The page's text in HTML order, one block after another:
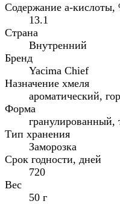
Содержание а-кислоты,
13.1
Страна
Внутренний
Бренд
Yacima Chief
Назначение хмеля
ароматический,
Форма
гранулированный,
Тип хранения
Заморозка
Срок годности, дней
720
Вес
50 г